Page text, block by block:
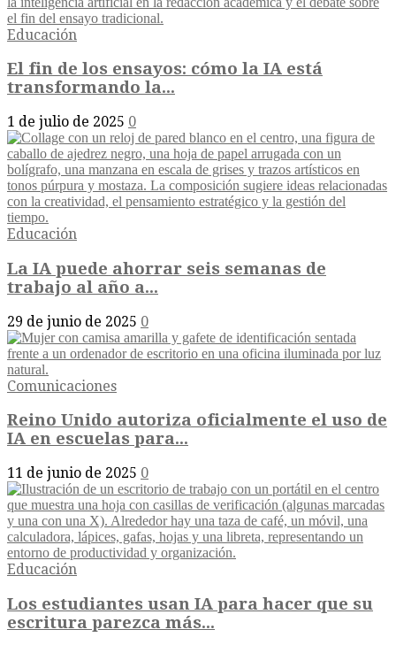
Educación
El fin de los ensayos: cómo la IA está
transformando la...
1 de julio de 2025 0
Educación
La IA puede ahorrar seis semanas de
trabajo al año a...
29 de junio de 2025 0
Comunicaciones
Reino Unido autoriza oficialmente el uso de
IA en escuelas para...
11 de junio de 2025 0
Educación
Los estudiantes usan IA para hacer que su
escritura parezca más...